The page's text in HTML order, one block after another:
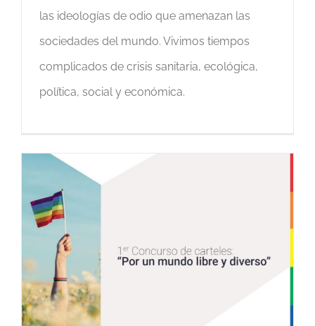
las ideologías de odio que amenazan las
sociedades del mundo. Vivimos tiempos
complicados de crisis sanitaria, ecológica,
política, social y económica.